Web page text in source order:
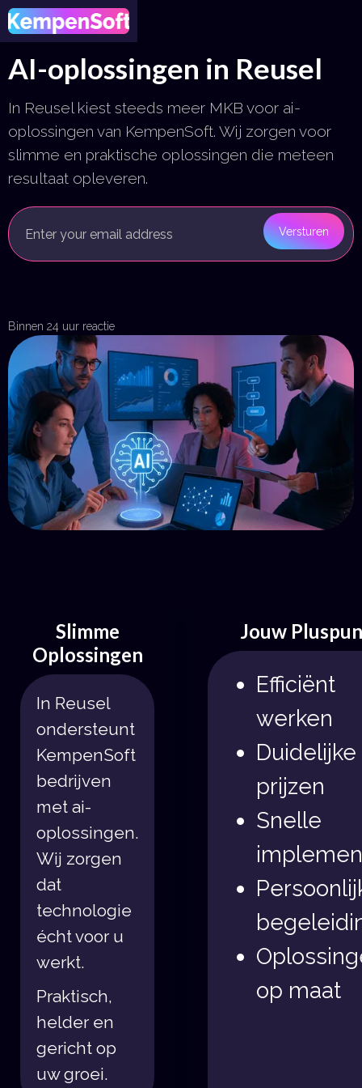
AI-oplossingen in Reusel
In Reusel kiest steeds meer MKB voor ai-
oplossingen van KempenSoft. Wij zorgen voor
slimme en praktische oplossingen die meteen
resultaat opleveren.
Plan een gesprek
Get in Touch
Binnen 24 uur reactie
Slimme
Oplossingen
In Reusel
ondersteunt
KempenSoft
bedrijven
met ai-
oplossingen.
Wij zorgen
dat
technologie
écht voor u
werkt.
Praktisch,
helder en
gericht op
uw groei.
Jouw
Efficiënt
werken
Duidelijke
prijzen
Snelle
op maat